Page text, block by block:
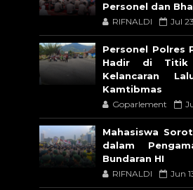
Personel dan
RIFNALDI Jul
Personel Polres
Hadir di Titik
Kelancaran
Kamtibmas
Goparlement
Mahasiswa
dalam
Bundaran HI
RIFNALDI Jun